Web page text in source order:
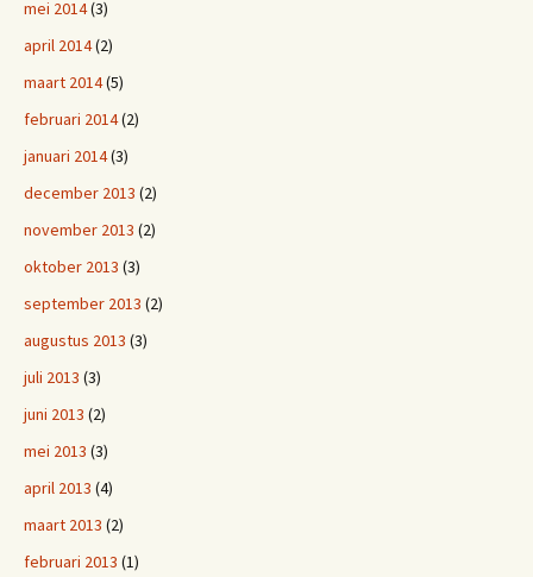
mei 2014(3)
april 2014(2)
maart 2014(5)
februari 2014(2)
januari 2014(3)
december 2013 (2)
november 2013 (2)
oktober 2013 (3)
september 2013 (2)
augustus 2013 (3)
juli 2013 (3)
juni 2013 (2)
mei 2013 (3)
april 2013 (4)
maart 2013 (2)
februari 2013 (1)